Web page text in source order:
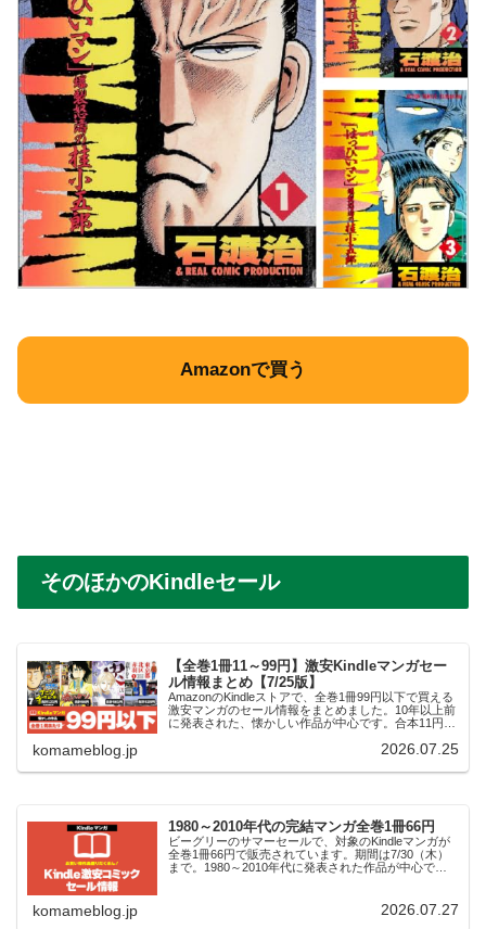
Amazonで買う
そのほかのKindleセール
【全巻1冊11～99円】激安Kindleマンガセー
ル情報まとめ【7/25版】
AmazonのKindleストアで、全巻1冊99円以下で買える
激安マンガのセール情報をまとめました。10年以上前
に発表された、懐かしい作品が中心です。合本11円毎
komameblog.jp 2026.07.25
1980～2010年代の完結マンガ全巻1冊66円
ビーグリーのサマーセールで、対象のKindleマンガが
全巻1冊66円で販売されています。期間は7/30（木）
まで。1980～2010年代に発表された作品が中心で
komameblog.jp 2026.07.27